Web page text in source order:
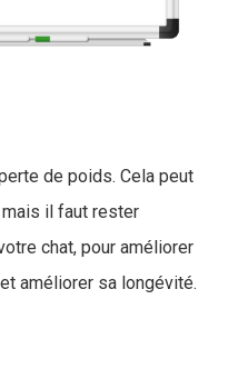
de poids. Cela peut
il faut rester
chat, pour améliorer
améliorer sa longévité.